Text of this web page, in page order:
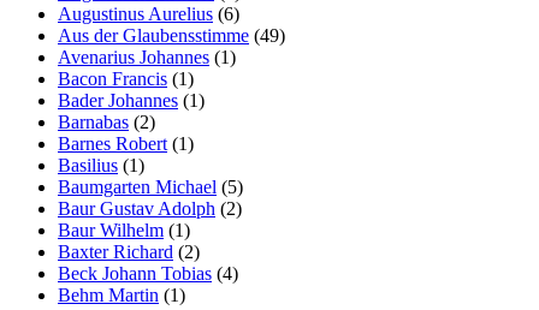
Augustinus Aurelius (6)
Aus der Glaubensstimme (49)
Avenarius Johannes (1)
Bacon Francis (1)
Bader Johannes (1)
Barnabas (2)
Barnes Robert (1)
Basilius (1)
Baumgarten Michael (5)
Baur Gustav Adolph (2)
Baur Wilhelm (1)
Baxter Richard (2)
Beck Johann Tobias (4)
Behm Martin (1)